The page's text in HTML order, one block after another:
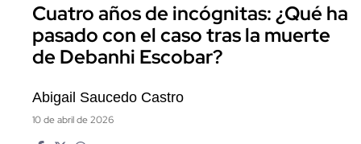
Cuatro años de incógnitas: ¿Qué ha
pasado con el caso tras la muerte
de Debanhi Escobar?
Abigail Saucedo Castro
10 de abril de 2026